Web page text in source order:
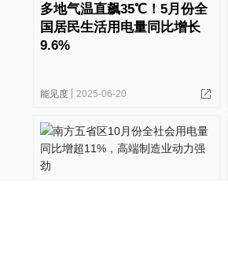
多地气温直飙35℃！5月份全
国居民生活用电量同比增长
9.6%
能见度 2025-06-20